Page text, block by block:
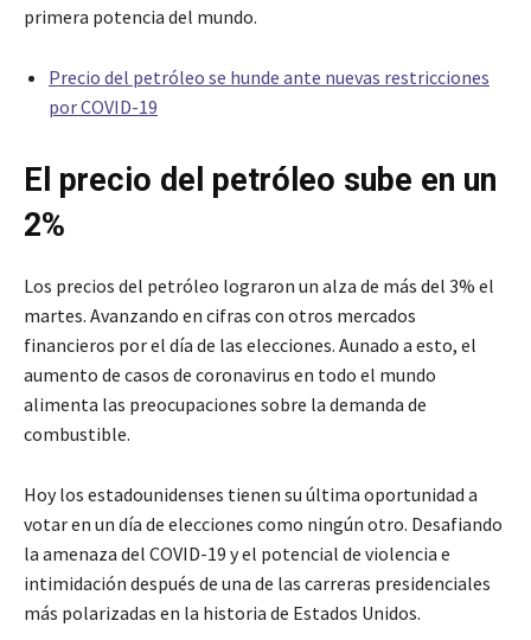
primera potencia del mundo.
Precio del petróleo se hunde ante nuevas restricciones
por COVID-19
El precio del petróleo sube en un
2%
Los precios del petróleo lograron un alza de más del 3% el
martes. Avanzando en cifras con otros mercados
financieros por el día de las elecciones. Aunado a esto, el
aumento de casos de coronavirus en todo el mundo
alimenta las preocupaciones sobre la demanda de
combustible.
Hoy los estadounidenses tienen su última oportunidad a
votar en un día de elecciones como ningún otro. Desafiando
la amenaza del COVID-19 y el potencial de violencia e
intimidación después de una de las carreras presidenciales
más polarizadas en la historia de Estados Unidos.